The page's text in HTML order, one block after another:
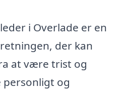
i Overlade er en
der kan
at være trist og
personligt og